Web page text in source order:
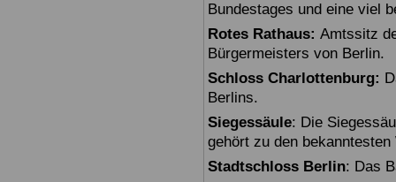
Bundestages und eine viel
Rotes Rathaus: Amtssitz
Bürgermeisters von Berlin.
Schloss Charlottenburg:
Berlins.
Siegessäule: Die
gehört zu den
Stadtschloss Berlin: Das